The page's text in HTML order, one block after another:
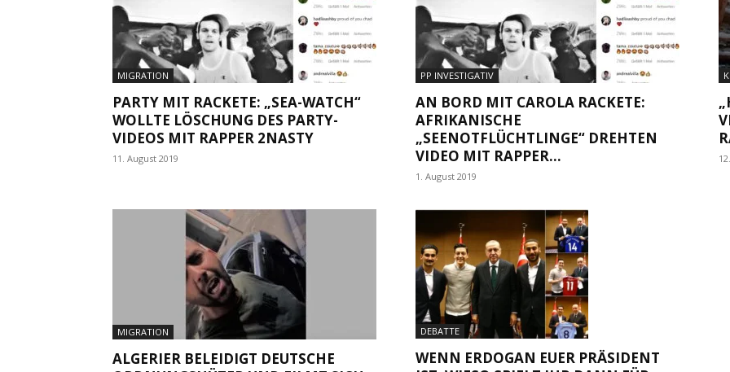
MIGRATION
PARTY MIT RACKETE: „SEA-WATCH“
WOLLTE LÖSCHUNG DES PARTY-
VIDEOS MIT RAPPER 2NASTY
11. August 2019
PP INVESTIGATIV
AN BORD MIT CAROLA RACKETE:
AFRIKANISCHE
„SEENOTFLÜCHTLINGE“ DREHTEN
VIDEO MIT RAPPER...
1. August 2019
MIGRATION
ALGERIER BELEIDIGT DEUTSCHE
DEBATTE
WENN ERDOGAN EUER PRÄSIDENT